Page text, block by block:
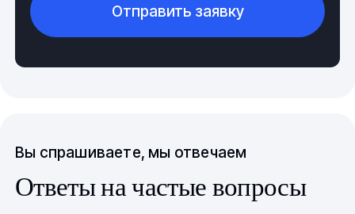
Отправить заявку
Вы спрашиваете, мы отвечаем
Ответы на частые вопросы